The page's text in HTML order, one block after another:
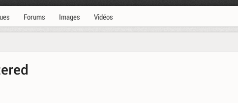
Forums Images Vidéos